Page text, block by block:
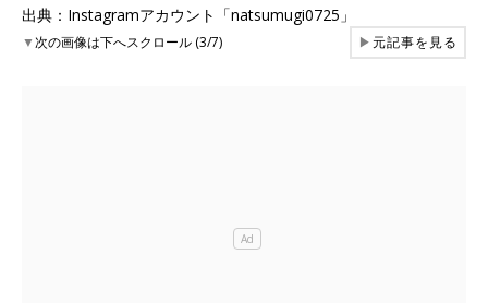
出典：Instagramアカウント「natsumugi0725」
▼次の画像は下へスクロール (3/7) ▶元記事を見る